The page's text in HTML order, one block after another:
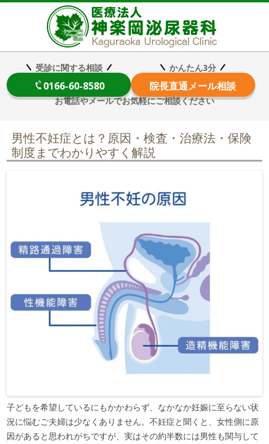
受診に関する相談
0166-60-8580
かんたん3分
院長直通メール相談
お電話やメールでお気軽にご相談ください
男性不妊症とは？原因・検査・治療法・保険
制度までわかりやすく解説
子どもを希望しているにもかかわらず、なかなか妊娠に至らない状
況に悩むご夫婦は少なくありません。不妊症と聞くと、女性側に原
因があると思われがちですが、実はその約半数には男性も関与して